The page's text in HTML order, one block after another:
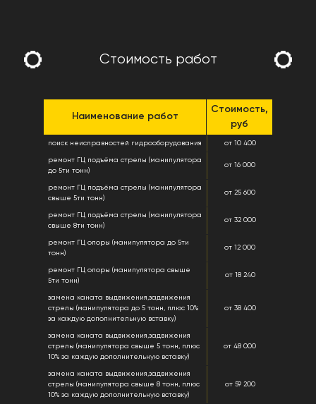
Стоимость работ
Наименование работ
Стоимость,
руб
поиск неисправностей гидрооборудования от 10 400
ремонт ГЦ подъёма стрелы (манипулятора
до 5ти тонн)
от 16 000
ремонт ГЦ подъёма стрелы (манипулятора
свыше 5ти тонн)
от 25 600
ремонт ГЦ подъёма стрелы (манипулятора
свыше 8ти тонн)
от 32 000
ремонт ГЦ опоры (манипулятора до 5ти
тонн)
от 12 000
ремонт ГЦ опоры (манипулятора свыше
5ти тонн)
от 18 240
замена каната выдвижения,задвижения
стрелы (манипулятора до 5 тонн, плюс 10%
за каждую дополнительную вставку)
от 38 400
замена каната выдвижения,задвижения
стрелы (манипулятора свыше 5 тонн, плюс
10% за каждую дополнительную вставку)
от 48 000
замена каната выдвижения,задвижения
стрелы (манипулятора свыше 8 тонн, плюс
10% за каждую дополнительную вставку)
от 59 200